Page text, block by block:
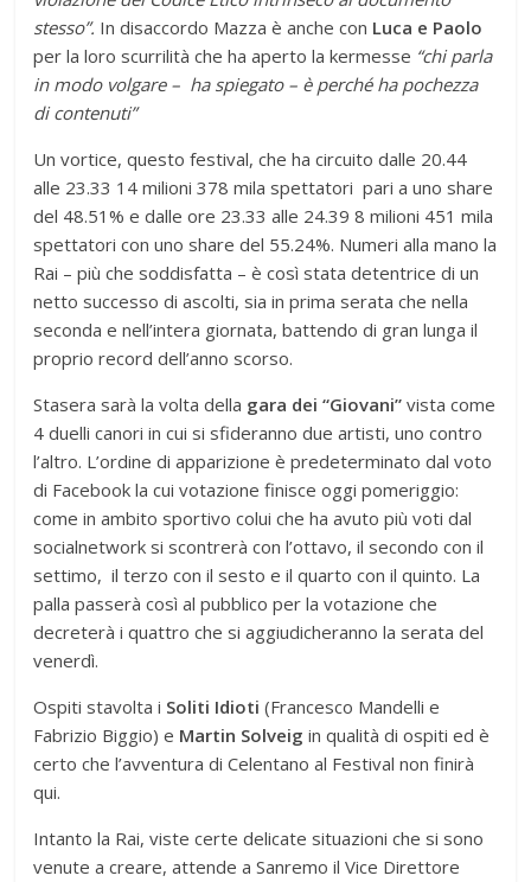
stesso”. In disaccordo Mazza è anche con Luca e Paolo
per la loro scurrilità che ha aperto la kermesse “chi parla
in modo volgare – ha spiegato – è perché ha pochezza
di contenuti”
Un vortice, questo festival, che ha circuito dalle 20.44
alle 23.33 14 milioni 378 mila spettatori pari a uno share
del 48.51% e dalle ore 23.33 alle 24.39 8 milioni 451 mila
spettatori con uno share del 55.24%. Numeri alla mano la
Rai – più che soddisfatta – è così stata detentrice di un
netto successo di ascolti, sia in prima serata che nella
seconda e nell’intera giornata, battendo di gran lunga il
proprio record dell’anno scorso.
Stasera sarà la volta della gara dei “Giovani” vista come
4 duelli canori in cui si sfideranno due artisti, uno contro
l’altro. L’ordine di apparizione è predeterminato dal voto
di Facebook la cui votazione finisce oggi pomeriggio:
come in ambito sportivo colui che ha avuto più voti dal
socialnetwork si scontrerà con l’ottavo, il secondo con il
settimo, il terzo con il sesto e il quarto con il quinto. La
palla passerà così al pubblico per la votazione che
decreterà i quattro che si aggiudicheranno la serata del
venerdì.
Ospiti stavolta i Soliti Idioti (Francesco Mandelli e
Fabrizio Biggio) e Martin Solveig in qualità di ospiti ed è
certo che l’avventura di Celentano al Festival non finirà
qui.
Intanto la Rai, viste certe delicate situazioni che si sono
venute a creare, attende a Sanremo il Vice Direttore